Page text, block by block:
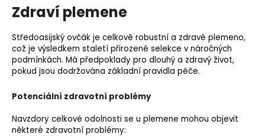
Zdraví plemene
Středoasijský ovčák je celkově robustní a zdravé plemeno,
což je výsledkem staletí přirozené selekce v náročných
podmínkách. Má předpoklady pro dlouhý a zdravý život,
pokud jsou dodržována základní pravidla péče.
Potenciální zdravotní problémy
Navzdory celkové odolnosti se u plemene mohou objevit
některé zdravotní problémy: